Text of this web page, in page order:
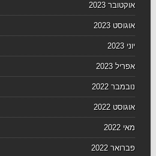
אוקטובר 2023
אוגוסט 2023
יוני 2023
אפריל 2023
נובמבר 2022
אוגוסט 2022
מאי 2022
פברואר 2022